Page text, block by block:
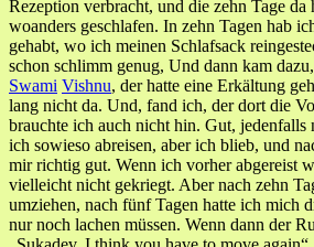
Rezeption verbracht, und die zehn Tage da
woanders geschlafen. In zehn Tagen hab
gehabt, wo ich meinen Schlafsack
schon schlimm genug, Und dann kam
Swami Vishnu, der hatte eine Erkältung
lang nicht da. Und, fand ich, der dort die
brauchte ich auch nicht hin. Gut, jedenfalls
ich sowieso abreisen, aber ich blieb, und
mir richtig gut. Wenn ich vorher abgereist
vielleicht nicht gekriegt. Aber nach zehn
umziehen, nach fünf Tagen hatte ich mich
nur noch lachen müssen. Wenn dann der